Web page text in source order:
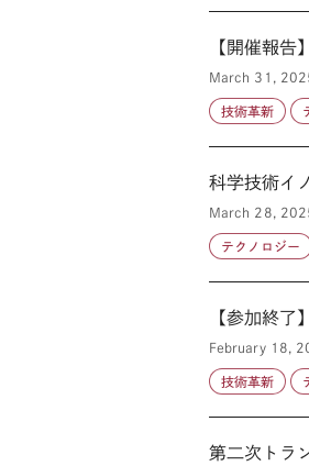
【開催報告
March 31,
技術革新
科学技術イ
March 28,
テクノロジー
【参加終
February 18,
技術革新
第二次トラ